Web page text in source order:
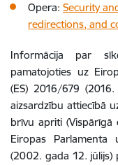
Opera: Security
redirections, and
Informācija par
pamatojoties uz
(ES) 2016/679
aizsardzību attiecībā
brīvu apriti
Eiropas
(2002. gada 12.